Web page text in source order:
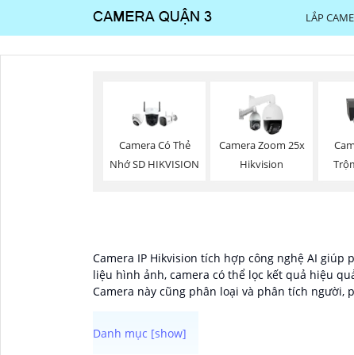
LẮP
Camera Có Thẻ
Nhớ SD HIKVISION
Camera Zoom 25x
Hikvision
Camera IP Hikvision tích hợp công nghệ AI
liệu hình ảnh, camera có thể lọc kết quả hiệu
Camera này cũng phân loại và phân tích